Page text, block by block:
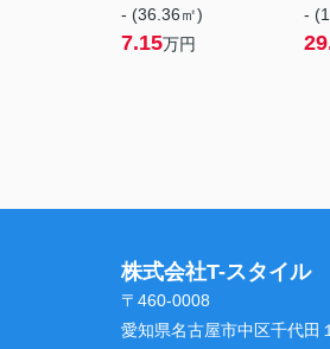
- (36.36㎡)
7.15万円
-
株式会社T-スタイル
〒460-0008
愛知県名古屋市中区千代田